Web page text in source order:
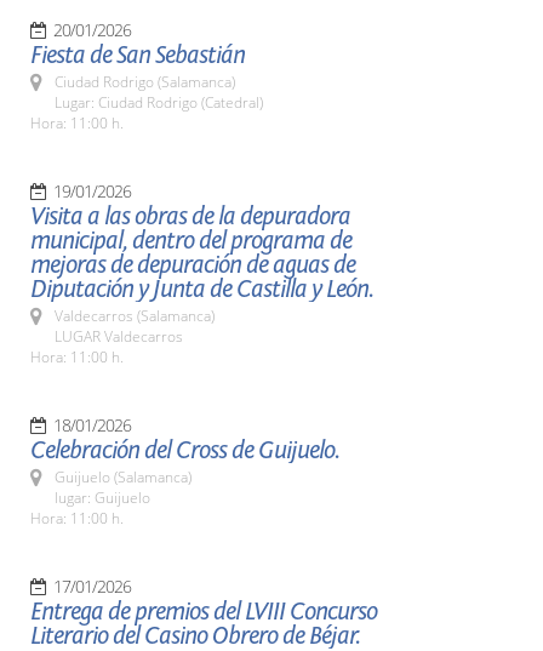
20/01/2026
Fiesta de San Sebastián
Ciudad Rodrigo (Salamanca)
Lugar: Ciudad Rodrigo (Catedral)
Hora: 11:00 h.
19/01/2026
Visita a las obras de la depuradora
municipal, dentro del programa de
mejoras de depuración de aguas de
Diputación y Junta de Castilla y León.
Valdecarros (Salamanca)
LUGAR Valdecarros
Hora: 11:00 h.
18/01/2026
Celebración del Cross de Guijuelo.
Guijuelo (Salamanca)
lugar: Guijuelo
Hora: 11:00 h.
17/01/2026
Entrega de premios del LVIII Concurso
Literario del Casino Obrero de Béjar.